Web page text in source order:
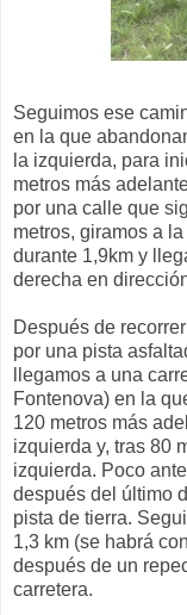
Seguimos ese
en la que
la izquierda, para
metros más
por una calle que
metros, giramos a
durante 1,9km y
derecha en
Después de
por una pista
llegamos a una
Fontenova) en la
120 metros más
izquierda y, tras 80
izquierda. Poco
después del último
pista de tierra.
1,3 km (se habrá
después de un
carretera.